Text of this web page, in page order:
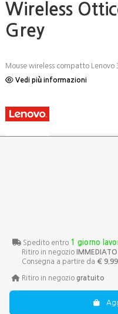
Wireless
Grey
Mouse wireless compatto Lenovo
Vedi più informazioni
Spedito entro 1 giorno
Ritiro in negozio
IMMEDIATO
Consegna a partire da € 9.99
Ritiro in negozio gratuito